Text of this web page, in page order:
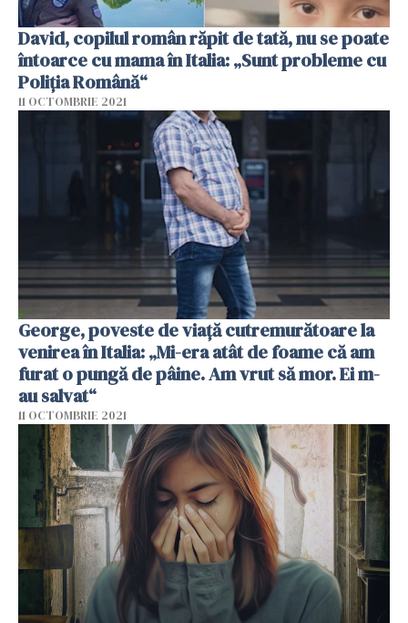
David, copilul român răpit de tată, nu se poate
întoarce cu mama în Italia: „Sunt probleme cu
Poliția Română“
11 OCTOMBRIE 2021
George, poveste de viață cutremurătoare la
venirea în Italia: „Mi-era atât de foame că am
furat o pungă de pâine. Am vrut să mor. Ei m-
au salvat“
11 OCTOMBRIE 2021